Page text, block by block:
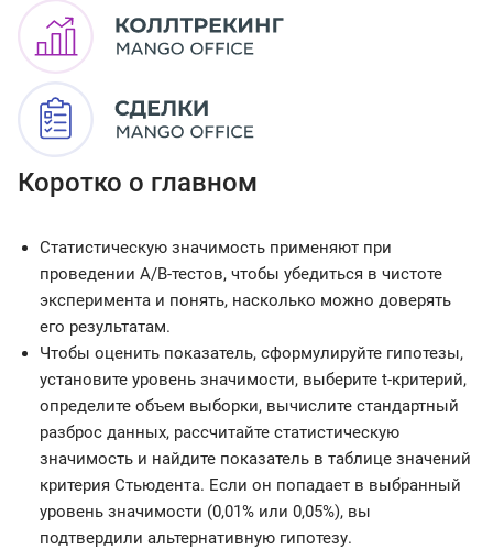
Коротко о главном
Статистическую значимость применяют при
проведении A/B-тестов, чтобы убедиться в чистоте
эксперимента и понять, насколько можно доверять
его результатам.
Чтобы оценить показатель, сформулируйте гипотезы,
установите уровень значимости, выберите t-критерий,
определите объем выборки, вычислите стандартный
разброс данных, рассчитайте статистическую
значимость и найдите показатель в таблице значений
критерия Стьюдента. Если он попадает в выбранный
уровень значимости (0,01% или 0,05%), вы
подтвердили альтернативную гипотезу.